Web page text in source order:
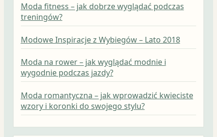
Moda fitness – jak dobrze wyglądać podczas
treningów?
Modowe Inspiracje z Wybiegów – Lato 2018
Moda na rower – jak wyglądać modnie i
wygodnie podczas jazdy?
Moda romantyczna – jak wprowadzić kwieciste
wzory i koronki do swojego stylu?